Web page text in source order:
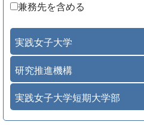
兼務先を含める
実践女子大学
研究推進機構
実践女子大学短期大学部